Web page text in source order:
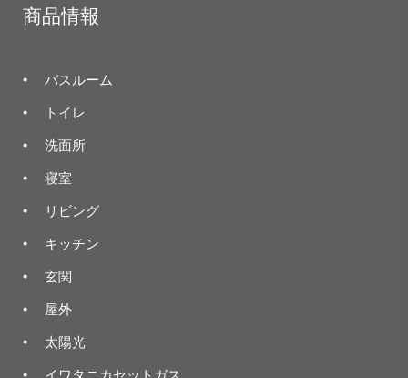
商品情報
バスルーム
トイレ
洗面所
寝室
リビング
キッチン
玄関
屋外
太陽光